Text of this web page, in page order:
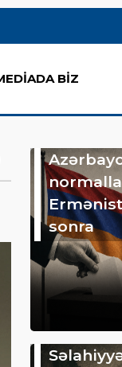
BİZ
sonra